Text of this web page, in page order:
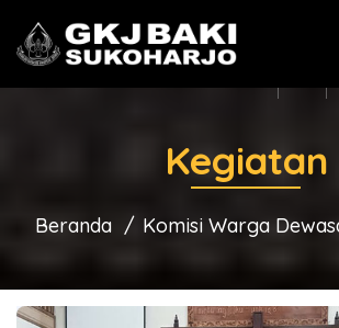
(0271) 625546
Kegiatan
Beranda Komisi Warga